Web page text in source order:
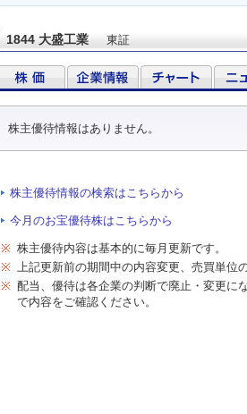
1844 大盛工業 東証
株主優待情報はありません。
株主優待情報の検索はこちらから
今月のお宝優待株はこちらから
※ 株主優待内容は基本的に毎月更新です。
※ 上記更新前の期間中の内容変更、売買単位
※ 配当、優待は各企業の判断で廃止・変更に
で内容をご確認ください。